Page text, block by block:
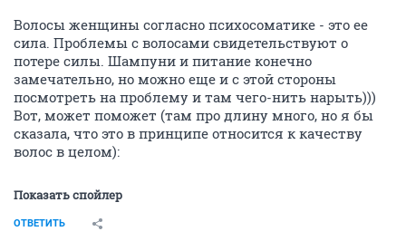
Волосы женщины согласно психосоматике - это ее
сила. Проблемы с волосами свидетельствуют о
потере силы. Шампуни и питание конечно
замечательно, но можно еще и с этой стороны
посмотреть на проблему и там чего-нить нарыть)))
Вот, может поможет (там про длину много, но я бы
сказала, что это в принципе относится к качеству
волос в целом):
Показать спойлер
ОТВЕТИТЬ